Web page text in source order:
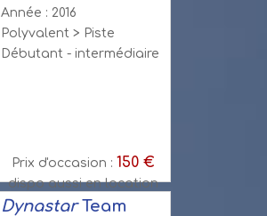
Année : 2016
Polyvalent > Piste
Débutant - intermédiaire
Prix d'occasion : 150 €
dispo aussi en location
DynastarTeam